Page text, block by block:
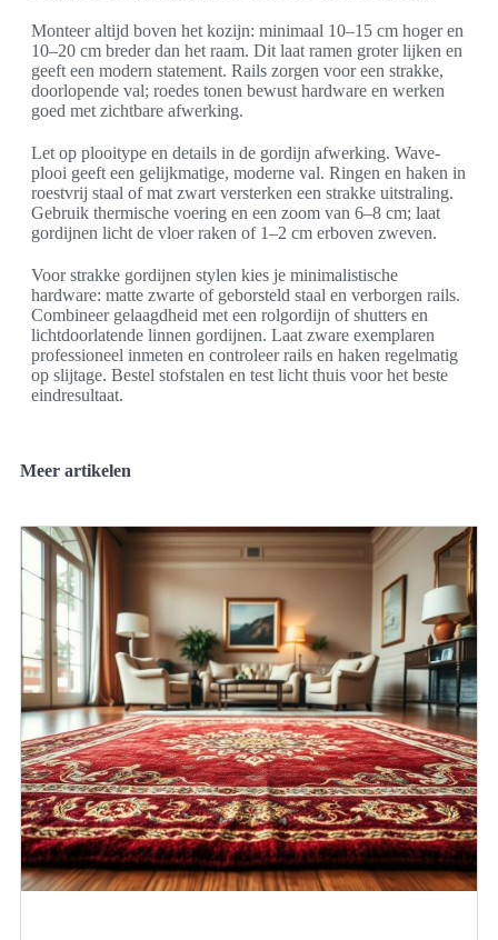
Monteer altijd boven het kozijn: minimaal 10–15 cm hoger en
10–20 cm breder dan het raam. Dit laat ramen groter lijken en
geeft een modern statement. Rails zorgen voor een strakke,
doorlopende val; roedes tonen bewust hardware en werken
goed met zichtbare afwerking.
Let op plooitype en details in de gordijn afwerking. Wave-
plooi geeft een gelijkmatige, moderne val. Ringen en haken in
roestvrij staal of mat zwart versterken een strakke uitstraling.
Gebruik thermische voering en een zoom van 6–8 cm; laat
gordijnen licht de vloer raken of 1–2 cm erboven zweven.
Voor strakke gordijnen stylen kies je minimalistische
hardware: matte zwarte of geborsteld staal en verborgen rails.
Combineer gelaagdheid met een rolgordijn of shutters en
lichtdoorlatende linnen gordijnen. Laat zware exemplaren
professioneel inmeten en controleer rails en haken regelmatig
op slijtage. Bestel stofstalen en test licht thuis voor het beste
eindresultaat.
Meer artikelen